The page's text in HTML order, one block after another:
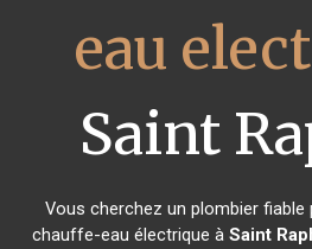
eau
Saint
Vous cherchez un plombier
chauffe-eau électrique à Saint